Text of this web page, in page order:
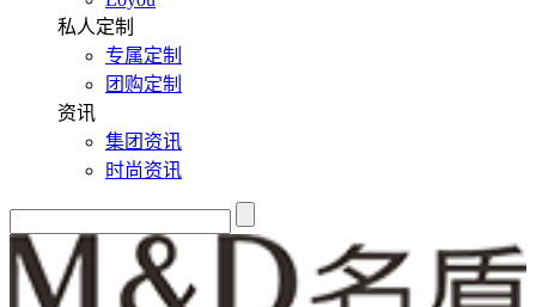
私人定制
专属定制
团购定制
资讯
集团资讯
时尚资讯